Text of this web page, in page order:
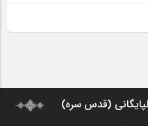
(قدس سره)